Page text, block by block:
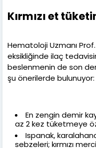
Kırmızı et
Hematoloji Uzmanı
eksikliğinde ilaç
beslenmenin de son
şu önerilerde bulunuyor:
En zengin demir
az 2 kez tüketmeye
Ispanak,
sebzeleri; kırmızı